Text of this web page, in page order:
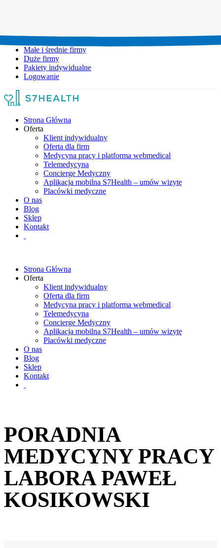
Małe i średnie firmy
Duże firmy
Pakiety indywidualne
Logowanie
Strona Główna
Oferta
Klient indywidualny
Oferta dla firm
Medycyna pracy i platforma webmedical
Telemedycyna
Concierge Medyczny
Aplikacja mobilna S7Health – umów wizytę
Placówki medyczne
O nas
Blog
Sklep
Kontakt
Strona Główna
Oferta
Klient indywidualny
Oferta dla firm
Medycyna pracy i platforma webmedical
Telemedycyna
Concierge Medyczny
Aplikacja mobilna S7Health – umów wizytę
Placówki medyczne
O nas
Blog
Sklep
Kontakt
PORADNIA
MEDYCYNY PRACY
LABORA PAWEŁ
KOSIKOWSKI